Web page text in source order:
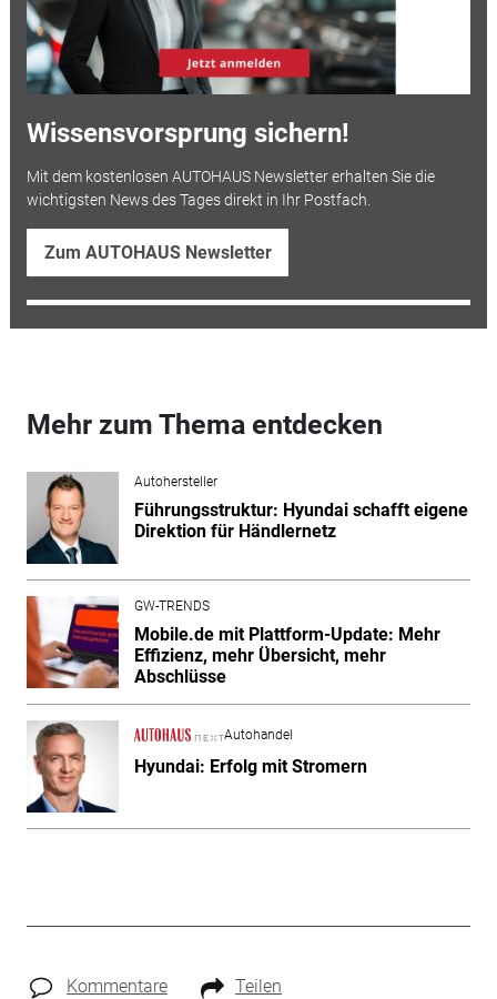
Wissensvorsprung sichern!
Mit dem kostenlosen AUTOHAUS Newsletter erhalten Sie die
wichtigsten News des Tages direkt in Ihr Postfach.
Zum AUTOHAUS Newsletter
Mehr zum Thema entdecken
Autohersteller
Führungsstruktur: Hyundai schafft eigene
Direktion für Händlernetz
GW-TRENDS
Mobile.de mit Plattform-Update: Mehr
Effizienz, mehr Übersicht, mehr
Abschlüsse
Autohandel
Hyundai: Erfolg mit Stromern
Kommentare Teilen